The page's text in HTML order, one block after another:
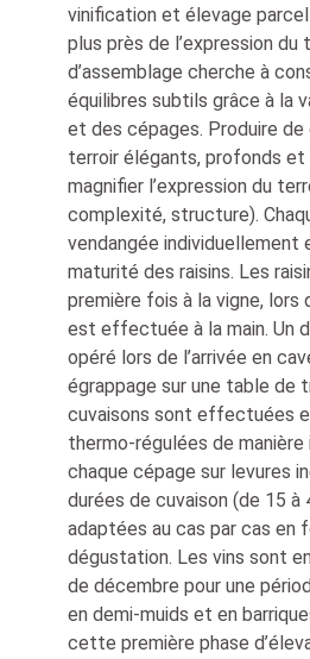
vinification et élevage
plus près de l’expression du
d’assemblage cherche à
équilibres subtils grâce à la
et des cépages. Produire de
terroir élégants, profonds et
magnifier l’expression du
complexité, structure).
vendangée individuellement
maturité des raisins. Les
première fois à la vigne, lors
est effectuée à la main. Un
opéré lors de l’arrivée en
égrappage sur une table de
cuvaisons sont effectuées
thermo-régulées de manière
chaque cépage sur levures
durées de cuvaison (de 15 à
adaptées au cas par cas en
dégustation. Les vins sont
de décembre pour une
en demi-muids et en
cette première phase